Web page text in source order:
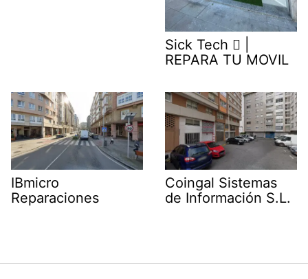
Sick Tech  |
REPARA TU MOVIL
IBmicro
Reparaciones
Coingal Sistemas
de Información S.L.